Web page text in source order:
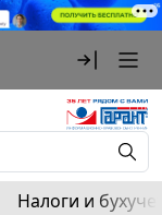
Налоги и